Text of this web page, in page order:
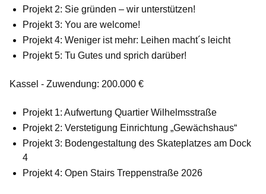
Projekt 2: Sie gründen – wir unterstützen!
Projekt 3: You are welcome!
Projekt 4: Weniger ist mehr: Leihen macht´s leicht
Projekt 5: Tu Gutes und sprich darüber!
Kassel - Zuwendung: 200.000 €
Projekt 1: Aufwertung Quartier Wilhelmsstraße
Projekt 2: Verstetigung Einrichtung „Gewächshaus“
Projekt 3: Bodengestaltung des Skateplatzes am Dock
4
Projekt 4: Open Stairs Treppenstraße 2026